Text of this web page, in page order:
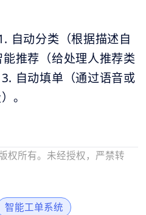
自动分类（根据描述自
推荐（给处理人推荐类
自动填单（通过语音或
。
权所有。未经授权，严禁转
智能工单系统